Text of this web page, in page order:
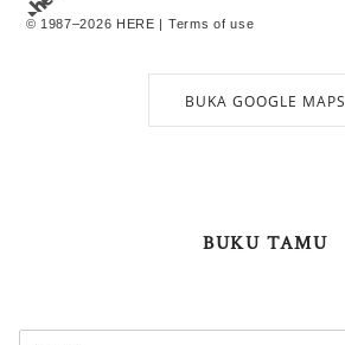
© 1987–2026 HERE | Terms of use
BUKA GOOGLE MAPS
BUKU TAMU